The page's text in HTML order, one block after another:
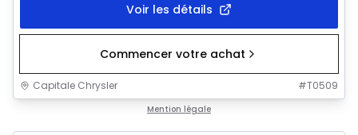
Voir les détails
Commencer votre achat
Capitale Chrysler #T0509
Mention légale